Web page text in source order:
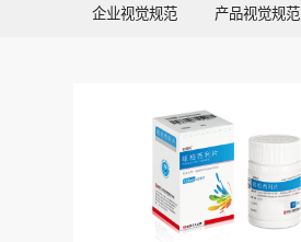
企业视觉规范 产品视觉规范